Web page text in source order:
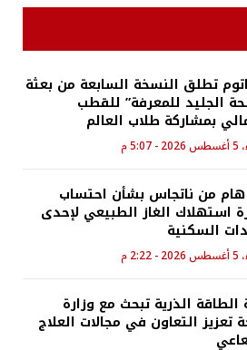
تطلق النسخة السابعة من بعثة
الجليد للمعرفة” للقطب
بمشاركة طلاب العالم
م
هام من ناتجاس بشأن احتساب
استهلاك الغاز الطبيعي لإحدى
السكنية
م
الذرية تبحث مع وزارة
تعزيز التعاون في مجالات العلاج